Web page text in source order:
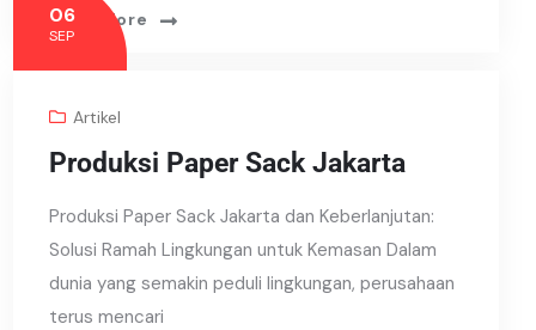
Read More
06
SEP
Artikel
Produksi Paper Sack Jakarta
Produksi Paper Sack Jakarta dan Keberlanjutan:
Solusi Ramah Lingkungan untuk Kemasan Dalam
dunia yang semakin peduli lingkungan, perusahaan
terus mencari